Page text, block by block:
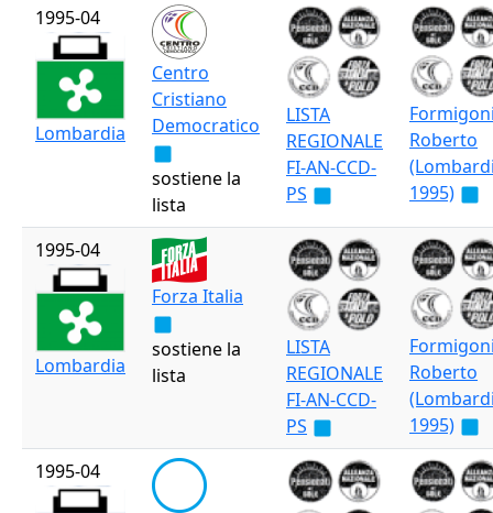
1995-04
Lombardia
Centro
Cristiano
Democratico
sostiene la
lista
LISTA
REGIONALE
FI-AN-CCD-
PS
Roberto
1995)
1995-04
Lombardia
Forza Italia
sostiene la
lista
LISTA
REGIONALE
FI-AN-CCD-
PS
Roberto
1995)
1995-04